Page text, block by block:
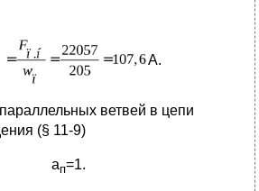
А.
ветвей в цепи
(§ 11-9)
ап=1.